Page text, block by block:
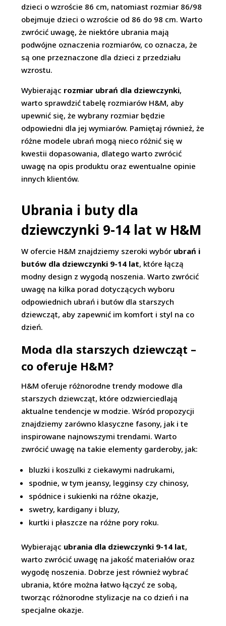
dzieci o wzroście 86 cm, natomiast rozmiar 86/98
obejmuje dzieci o wzroście od 86 do 98 cm. Warto
zwrócić uwagę, że niektóre ubrania mają
podwójne oznaczenia rozmiarów, co oznacza, że
są one przeznaczone dla dzieci z przedziału
wzrostu.
Wybierając rozmiar ubrań dla dziewczynki,
warto sprawdzić tabelę rozmiarów H&M, aby
upewnić się, że wybrany rozmiar będzie
odpowiedni dla jej wymiarów. Pamiętaj również, że
różne modele ubrań mogą nieco różnić się w
kwestii dopasowania, dlatego warto zwrócić
uwagę na opis produktu oraz ewentualne opinie
innych klientów.
Ubrania i buty dla
dziewczynki 9-14 lat w H&M
W ofercie H&M znajdziemy szeroki wybór ubrań i
butów dla dziewczynki 9-14 lat, które łączą
modny design z wygodą noszenia. Warto zwrócić
uwagę na kilka porad dotyczących wyboru
odpowiednich ubrań i butów dla starszych
dziewcząt, aby zapewnić im komfort i styl na co
dzień.
Moda dla starszych dziewcząt –
co oferuje H&M?
H&M oferuje różnorodne trendy modowe dla
starszych dziewcząt, które odzwierciedlają
aktualne tendencje w modzie. Wśród propozycji
znajdziemy zarówno klasyczne fasony, jak i te
inspirowane najnowszymi trendami. Warto
zwrócić uwagę na takie elementy garderoby, jak:
bluzki i koszulki z ciekawymi nadrukami,
spodnie, w tym jeansy, legginsy czy chinosy,
spódnice i sukienki na różne okazje,
swetry, kardigany i bluzy,
kurtki i płaszcze na różne pory roku.
Wybierając ubrania dla dziewczynki 9-14 lat,
warto zwrócić uwagę na jakość materiałów oraz
wygodę noszenia. Dobrze jest również wybrać
ubrania, które można łatwo łączyć ze sobą,
tworząc różnorodne stylizacje na co dzień i na
specjalne okazje.